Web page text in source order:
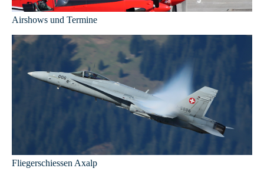
Airshows und Termine
Fliegerschiessen Axalp